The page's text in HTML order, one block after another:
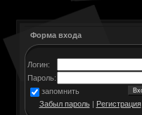
Форма входа
Логин:
Пароль:
запомнить
Забыл пароль| Регистрация